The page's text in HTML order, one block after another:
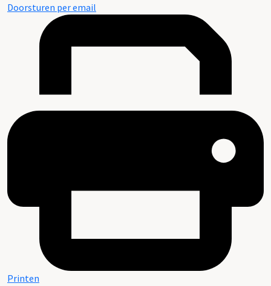
Doorsturen per email
Printen